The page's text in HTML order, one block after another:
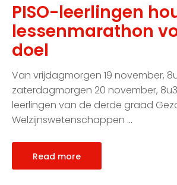
PISO-leerlingen
lessenmarathon
doel
Van vrijdagmorgen 19 november,
zaterdagmorgen 20 november,
leerlingen van de derde graad
Welzijnswetenschappen …
Read more